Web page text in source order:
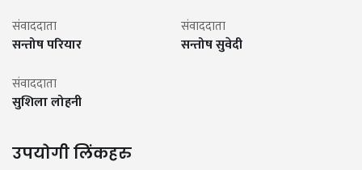
संवाददाता
सन्तोष परियार
संवाददाता
सन्तोष सुवेदी
संवाददाता
सुशिला लोहनी
उपयोगी लिंकहरु